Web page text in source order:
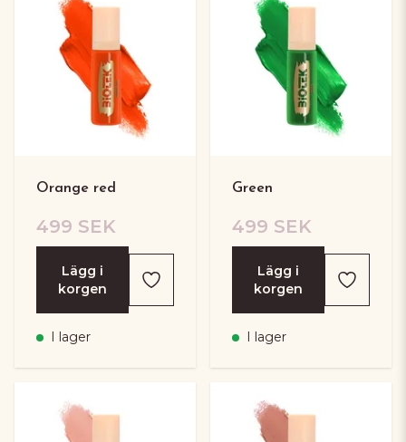
Orange red
499 SEK
Lägg i
korgen
I lager
Green
499 SEK
Lägg i
korgen
I lager